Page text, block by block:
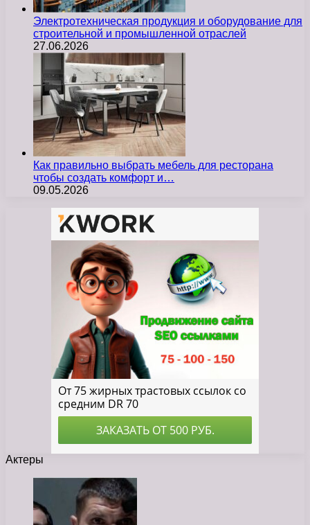
Электротехническая продукция и оборудование для
строительной и промышленной отраслей
27.06.2026
Как правильно выбрать мебель для ресторана
чтобы создать комфорт и…
09.05.2026
Актеры